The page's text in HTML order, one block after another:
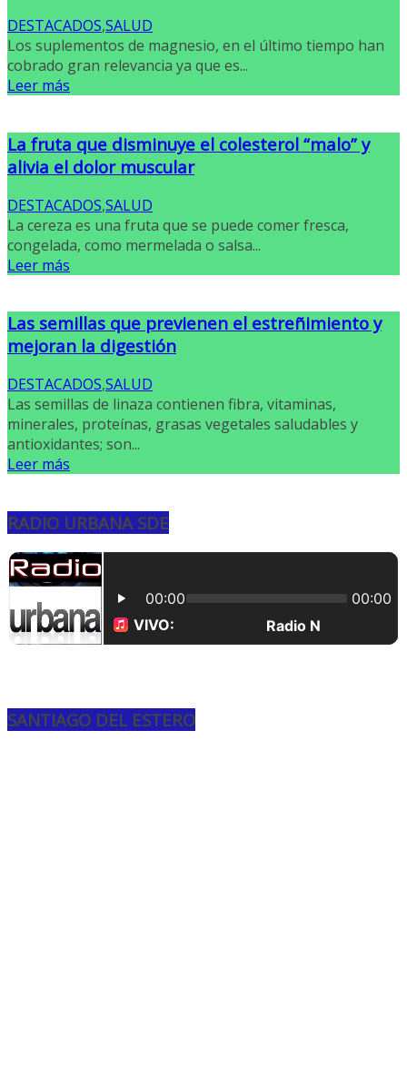
DESTACADOS,SALUD
Los suplementos de magnesio, en el último tiempo han
cobrado gran relevancia ya que es...
Leer más
La fruta que disminuye el colesterol “malo” y
alivia el dolor muscular
DESTACADOS,SALUD
La cereza es una fruta que se puede comer fresca,
congelada, como mermelada o salsa...
Leer más
Las semillas que previenen el estreñimiento y
mejoran la digestión
DESTACADOS,SALUD
Las semillas de linaza contienen fibra, vitaminas,
minerales, proteínas, grasas vegetales saludables y
antioxidantes; son...
Leer más
RADIO URBANA SDE
SANTIAGO DEL ESTERO